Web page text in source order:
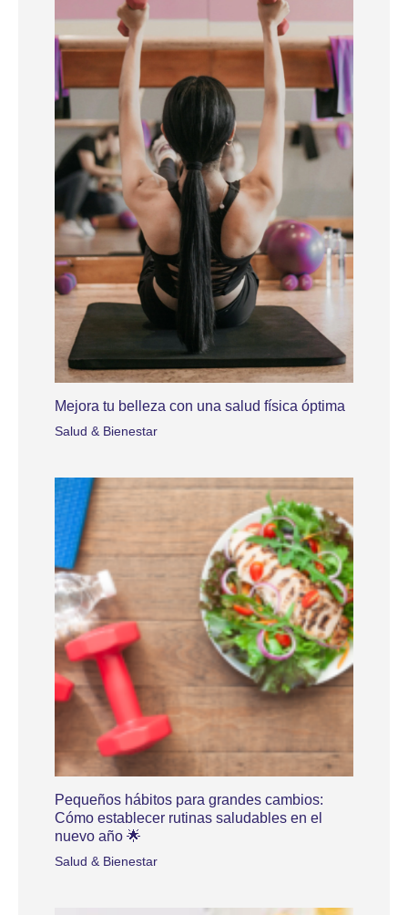
Mejora tu belleza con una salud física óptima
Salud & Bienestar
Pequeños hábitos para grandes cambios:
Cómo establecer rutinas saludables en el
nuevo año 🌟
Salud & Bienestar